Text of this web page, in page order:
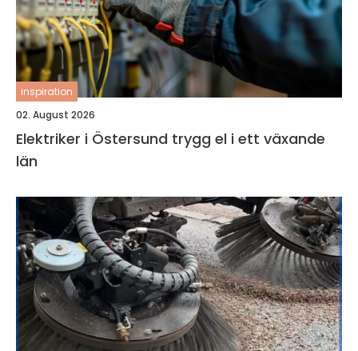
inspiration
02. August 2026
Elektriker i Östersund trygg el i ett växande
län